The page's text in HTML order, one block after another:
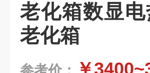
老化箱数显
老化箱
￥